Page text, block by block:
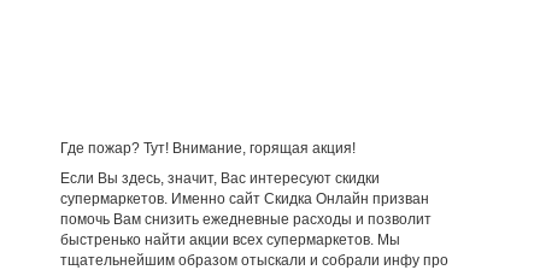
Где пожар? Тут! Внимание, горящая акция!
Если Вы здесь, значит, Вас интересуют скидки
супермаркетов. Именно сайт Скидка Онлайн призван
помочь Вам снизить ежедневные расходы и позволит
быстренько найти акции всех супермаркетов. Мы
тщательнейшим образом отыскали и собрали инфу про